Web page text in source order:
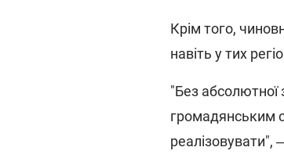
Крім того,
навіть у тих
"Без абсолютної
громадянським
реалізовувати",